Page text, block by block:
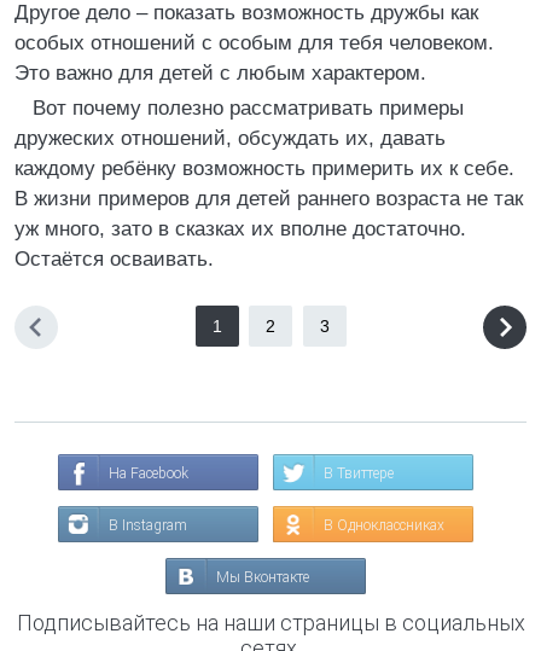
Другое дело – показать возможность дружбы как
особых отношений с особым для тебя человеком.
Это важно для детей с любым характером.
Вот почему полезно рассматривать примеры
дружеских отношений, обсуждать их, давать
каждому ребёнку возможность примерить их к себе.
В жизни примеров для детей раннего возраста не так
уж много, зато в сказках их вполне достаточно.
Остаётся осваивать.
1 2 3
На Facebook В Твиттере
В Instagram В Одноклассниках
Мы Вконтакте
Подписывайтесь на наши страницы в социальных